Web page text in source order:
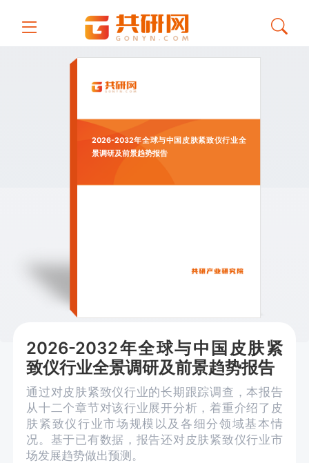
2026-2032年全球与中国皮肤紧致仪行业全
景调研及前景趋势报告
2026-2032年全球与中国皮肤紧
致仪行业全景调研及前景趋势报告
通过对皮肤紧致仪行业的长期跟踪调查，本报告
从十二个章节对该行业展开分析，着重介绍了皮
肤紧致仪行业市场规模以及各细分领域基本情
况。基于已有数据，报告还对皮肤紧致仪行业市
场发展趋势做出预测。